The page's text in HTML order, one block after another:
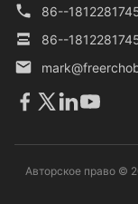
86--
86--
Авторское право ©